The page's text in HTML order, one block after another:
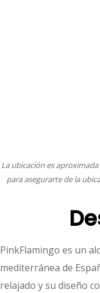
La ubicación es
para asegurarte de la
PinkFlamingo es un
mediterránea de
relajado y su diseño